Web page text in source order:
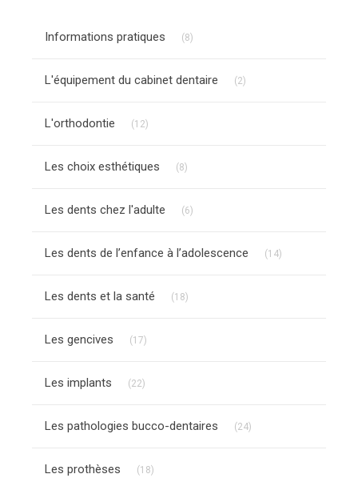
Informations pratiques (8)
L'équipement du cabinet dentaire (2)
L'orthodontie (12)
Les choix esthétiques (8)
Les dents chez l'adulte (6)
Les dents de l’enfance à l’adolescence (14)
Les dents et la santé (18)
Les gencives (17)
Les implants (22)
Les pathologies bucco-dentaires (24)
Les prothèses (18)